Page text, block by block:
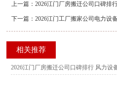
上一篇：2026江门厂房搬迁公司口碑排
下一篇：2026江门工厂搬家公司电力设
相关推荐
2026江门厂房搬迁公司口碑排行 风力设